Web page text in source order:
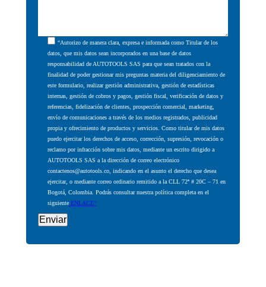
“Autorizo de manera clara, expresa e informada como Titular de los
datos, que mis datos sean incorporados en una base de datos
responsabilidad de AUTOTOOLS SAS para que sean tratados con la
finalidad de poder gestionar mis preguntas materia del diligenciamiento de
este formulario, realizar gestión administrativa, gestión de estadísticas
internas, gestión de cobros y pagos, gestión fiscal, verificación de datos y
referencias, fidelización de clientes, prospección comercial, marketing,
envío de comunicaciones a través de los medios registrados, publicidad
propia y ofrecimiento de productos y servicios. Como titular de mis datos
puedo ejercitar los derechos de acceso, corrección, supresión, revocación o
reclamo por infracción sobre mis datos, mediante un escrito dirigido a
AUTOTOOLS SAS a la dirección de correo electrónico
contactenos@autotools.co, indicando en el asunto el derecho que desea
ejercitar, o mediante correo ordinario remitido a la CLL 72ª # 20C – 71 en
Bogotá, Colombia. Podrás consultar nuestra política completa en el
siguiente ENLACE”